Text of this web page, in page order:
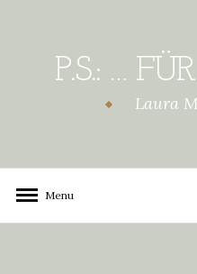
P.S.: …
Laura
Menu